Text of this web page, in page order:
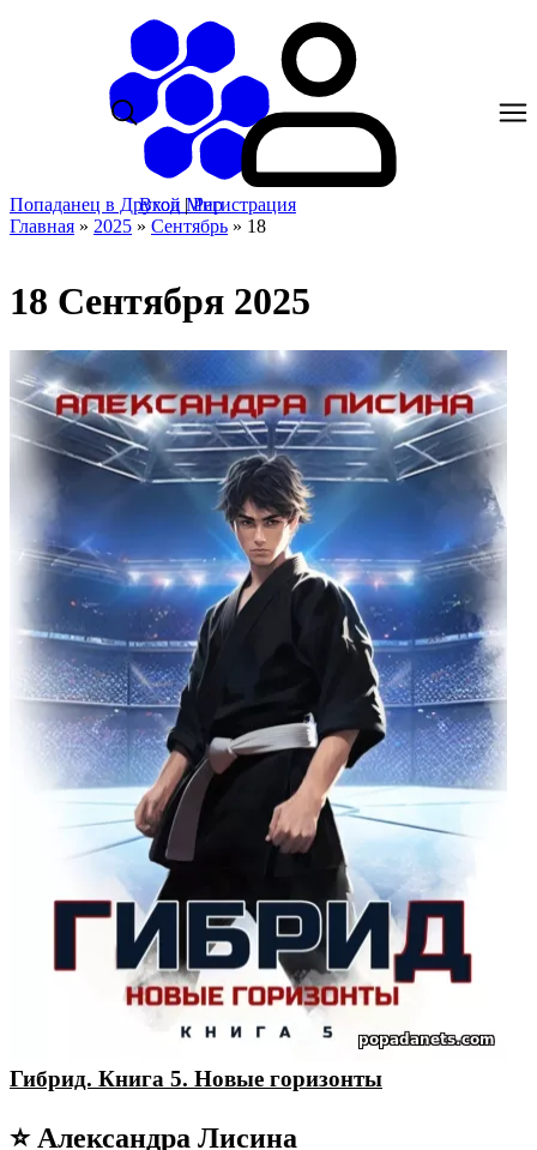
Попаданец в Другой Мир
Вход |Регистрация
Главная » 2025 » Сентябрь » 18
18 Сентября 2025
Гибрид. Книга 5. Новые горизонты
⭐ Александра Лисина